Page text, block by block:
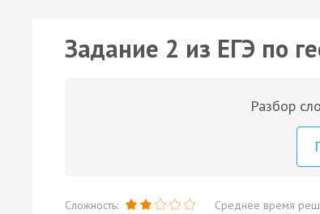
Задание 2 из ЕГЭ по
Разбор
Сложность: Среднее время